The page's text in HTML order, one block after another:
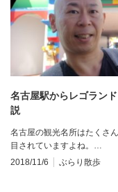
名古屋駅からレゴラン
説
名古屋の観光名所はたくさ
目されていますよね。…
2018/11/6
ぶらり散歩